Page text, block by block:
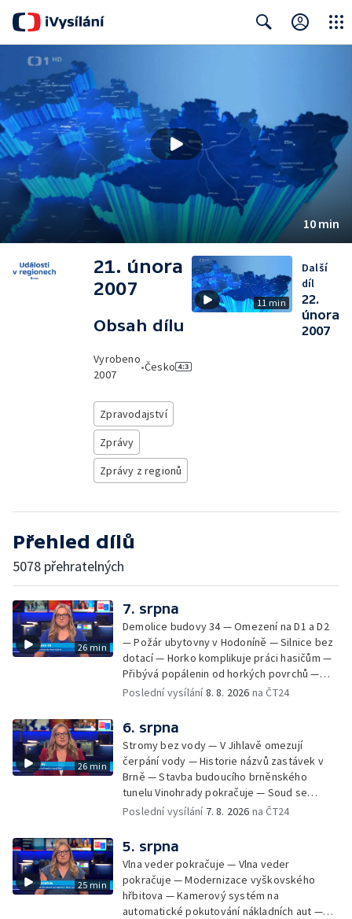
10 min
21. února
2007
Obsah dílu
Vyrobeno
2007
•Česko
Zpravodajství
Zprávy
Zprávy z regionů
11 min
Další
díl
22.
února
2007
Přehled dílů
5078 přehratelných
26 min
7. srpna
Demolice budovy 34 — Omezení na D1 a D2
— Požár ubytovny v Hodoníně — Silnice bez
dotací — Horko komplikuje práci hasičům —
Přibývá popálenin od horkých povrchů —
Začíná prodej burčáku — Vedra komplikují
Poslední vysílání8. 8. 2026 na ČT24
26 min
6. srpna
Stromy bez vody — V Jihlavě omezují
čerpání vody — Historie názvů zastávek v
Brně — Stavba budoucího brněnského
tunelu Vinohrady pokračuje — Soud se
žhářem zlínského baru — Odložení bourání
Czech Rally Zlín — Začal 7. ročník festivalu
Pop Messe — Přestavba mostu v Hodoníně
— Fenomén památníčků
Poslední vysílání 7. 8. 2026 na ČT24
25 min
5. srpna
Vlna veder pokračuje — Vlna veder
pokračuje — Modernizace vyškovského
hřbitova — Kamerový systém na
automatické pokutování nákladních aut —